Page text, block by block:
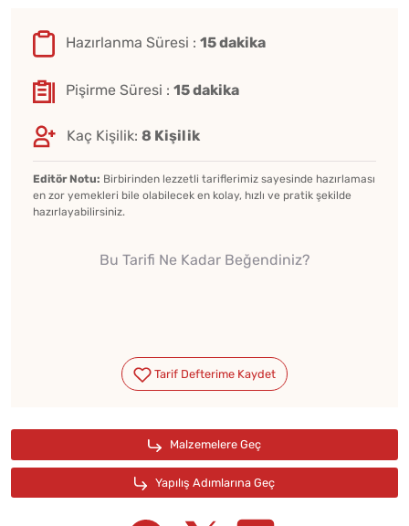
Hazırlanma Süresi : 15 dakika
Pişirme Süresi : 15 dakika
Kaç Kişilik: 8 Kişilik
Editör Notu: Birbirinden lezzetli tariflerimiz sayesinde hazırlaması
en zor yemekleri bile olabilecek en kolay, hızlı ve pratik şekilde
hazırlayabilirsiniz.
Bu Tarifi Ne Kadar Beğendiniz?